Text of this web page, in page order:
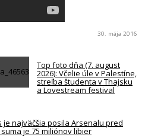
30. mája 2016
Top foto dňa (7. august
2026): Včelie úle v Palestíne,
streľba študenta v Thajsku
a Lovestream festival
je najväčšia posila Arsenalu pred
je 75 miliónov libier